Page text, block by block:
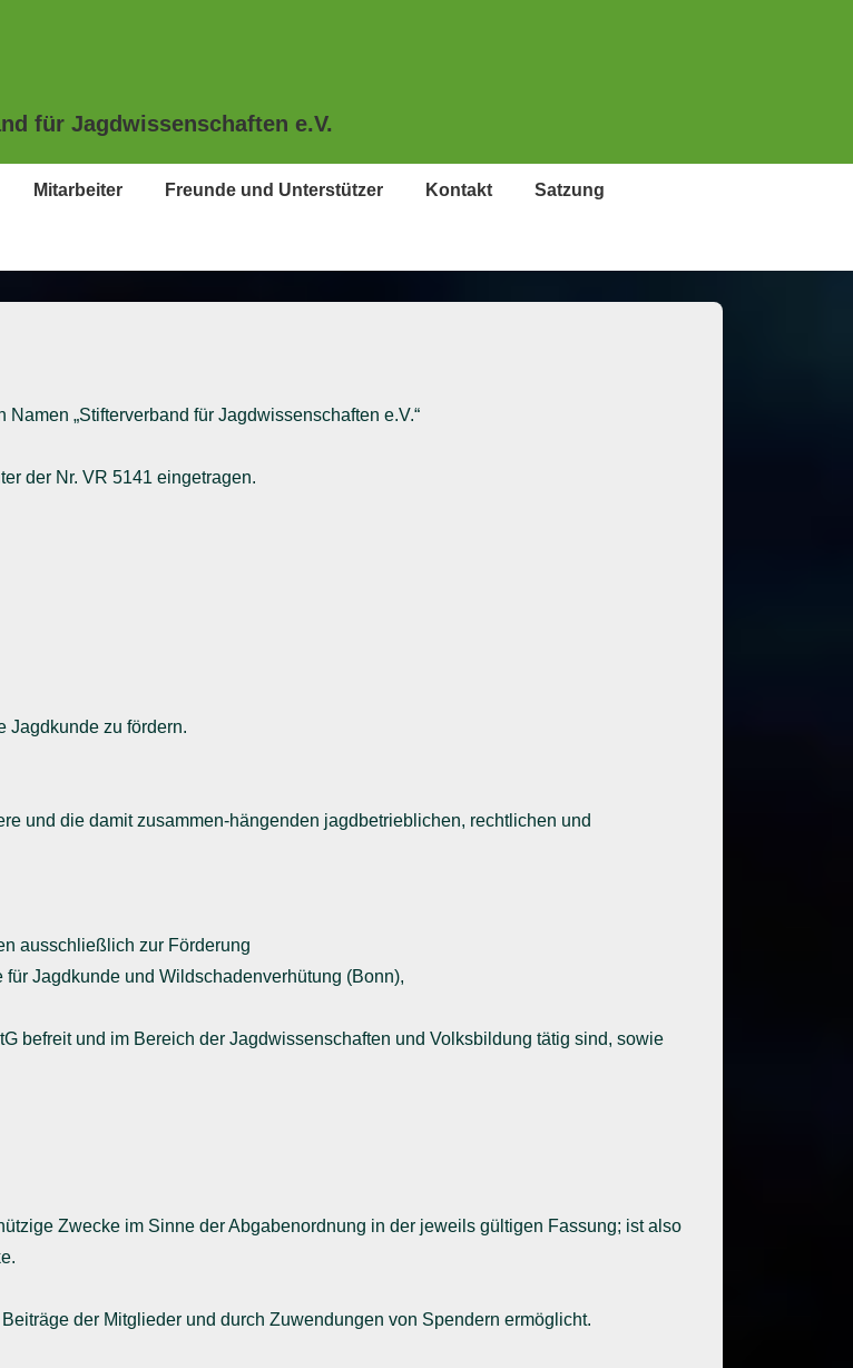
für Jagdwissenschaften e.V.
Mitarbeiter Freunde und Unterstützer Kontakt Satzung
„Stifterverband für Jagdwissenschaften e.V.“
der Nr. VR 5141 eingetragen.
Jagdkunde zu fördern.
und die damit zusammen-hängenden jagdbetrieblichen, rechtlichen und
ausschließlich zur Förderung
Jagdkunde und Wildschadenverhütung (Bonn),
befreit und im Bereich der Jagdwissenschaften und Volksbildung tätig sind, sowie
Zwecke im Sinne der Abgabenordnung in der jeweils gültigen Fassung; ist also
der Mitglieder und durch Zuwendungen von Spendern ermöglicht.